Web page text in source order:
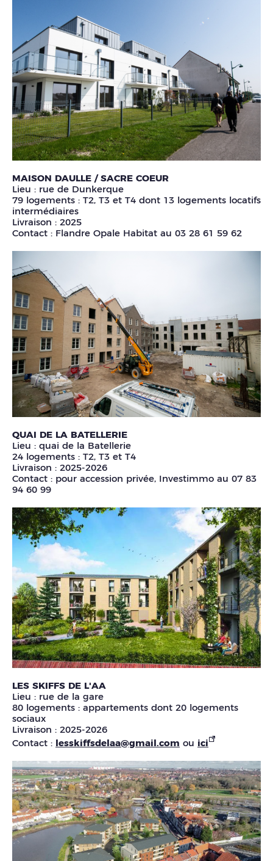
MAISON DAULLE / SACRE COEUR
Lieu : rue de Dunkerque
79 logements : T2, T3 et T4 dont 13 logements locatifs
intermédiaires
Livraison : 2025
Contact : Flandre Opale Habitat au 03 28 61 59 62
QUAI DE LA BATELLERIE
Lieu : quai de la Batellerie
24 logements : T2, T3 et T4
Livraison : 2025-2026
Contact : pour accession privée, Investimmo au 07 83
94 60 99
LES SKIFFS DE L'AA
Lieu : rue de la gare
80 logements : appartements dont 20 logements
sociaux
Livraison : 2025-2026
Contact : lesskiffsdelaa@gmail.com ou ici